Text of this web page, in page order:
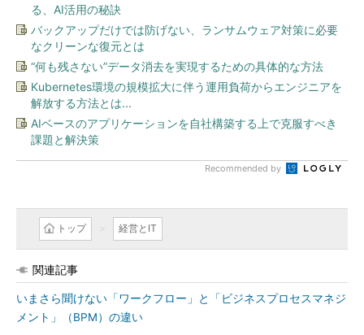
る、AI活用の秘訣
バックアップだけでは防げない、ランサムウェア対策に必要
なクリーンな復元とは
“何も残さない”データ消去を実現するための具体的な方法
Kubernetes環境の規模拡大に伴う運用負荷からエンジニアを
解放する方法とは...
AIベースのアプリケーションを自社構築する上で克服すべき
課題と解決策
Recommended by
トップ 経営とIT
関連記事
いまさら聞けない「ワークフロー」と「ビジネスプロセスマネジ
メント」（BPM）の違い